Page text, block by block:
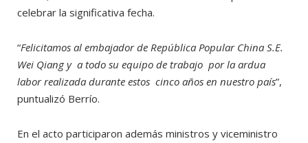
celebrar la significativa fecha.
“Felicitamos al embajador de República Popular China S.E.
Wei Qiang y a todo su equipo de trabajo por la ardua
labor realizada durante estos cinco años en nuestro país”,
puntualizó Berrío.
En el acto participaron además ministros y viceministro